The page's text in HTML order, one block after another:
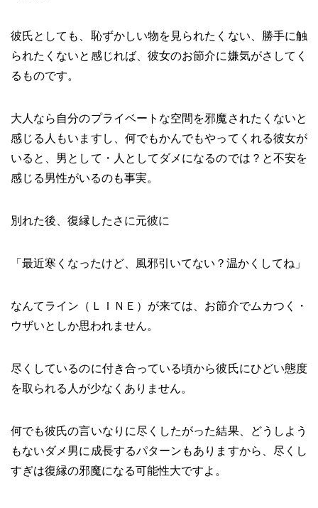
彼氏としても、恥ずかしい物を見られたくない、勝手に触
られたくないと感じれば、彼女のお節介に嫌気がさしてく
るものです。
大人なら自分のプライベートな空間を邪魔されたくないと
感じる人もいますし、何でもかんでもやってくれる彼女が
いると、男として・人としてダメになるのでは？と不安を
感じる男性がいるのも事実。
別れた後、復縁したさに元彼に
「最近寒くなったけど、風邪引いてない？温かくしてね」
なんてライン（ＬＩＮＥ）が来ては、お節介でムカつく・
ウザいとしか思われません。
尽くしているのに付き合っている頃から彼氏にひどい態度
を取られる人が少なくありません。
何でも彼氏の言いなりに尽くしたがった結果、どうしよう
もないダメ男に成長するパターンもありますから、尽くし
すぎは復縁の邪魔になる可能性大ですよ。